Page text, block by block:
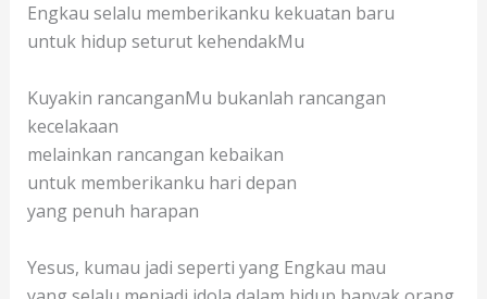
Engkau selalu memberikanku kekuatan baru
untuk hidup seturut kehendakMu
Kuyakin rancanganMu bukanlah rancangan
kecelakaan
melainkan rancangan kebaikan
untuk memberikanku hari depan
yang penuh harapan
Yesus, kumau jadi seperti yang Engkau mau